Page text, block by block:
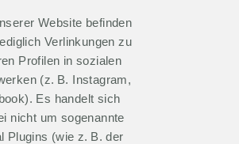
Website befinden
Verlinkungen zu
Profilen in sozialen
(z. B. Instagram,
Es handelt sich
nicht um sogenannte
Plugins (wie z. B. der